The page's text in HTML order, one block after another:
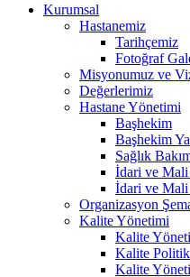
Kurumsal
Hastanemiz
Tarihçemiz
Fotoğraf
Misyonumuz ve
Değerlerimiz
Hastane Yönetimi
Başhekim
Başhekim
Sağlık
İdari ve
İdari ve Mali
Organizasyon
Kalite Yönetimi
Kalite
Kalite
Kalite